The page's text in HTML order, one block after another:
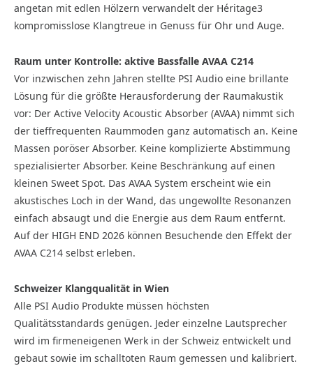
angetan mit edlen Hölzern verwandelt der Héritage3
kompromisslose Klangtreue in Genuss für Ohr und Auge.
Raum unter Kontrolle: aktive Bassfalle AVAA C214
Vor inzwischen zehn Jahren stellte PSI Audio eine brillante
Lösung für die größte Herausforderung der Raumakustik
vor: Der Active Velocity Acoustic Absorber (AVAA) nimmt sich
der tieffrequenten Raummoden ganz automatisch an. Keine
Massen poröser Absorber. Keine komplizierte Abstimmung
spezialisierter Absorber. Keine Beschränkung auf einen
kleinen Sweet Spot. Das AVAA System erscheint wie ein
akustisches Loch in der Wand, das ungewollte Resonanzen
einfach absaugt und die Energie aus dem Raum entfernt.
Auf der HIGH END 2026 können Besuchende den Effekt der
AVAA C214 selbst erleben.
Schweizer Klangqualität in Wien
Alle PSI Audio Produkte müssen höchsten
Qualitätsstandards genügen. Jeder einzelne Lautsprecher
wird im firmeneigenen Werk in der Schweiz entwickelt und
gebaut sowie im schalltoten Raum gemessen und kalibriert.